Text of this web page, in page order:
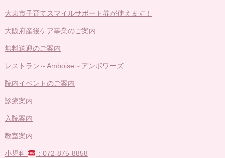
大東市子育てスマイルサポート券が使えます！
大阪府産後ケア事業のご案内
無料送迎のご案内
レストラン～Amboise～アンボワーズ
院内イベントのご案内
診療案内
入院案内
教室案内
小児科 ：072-875-8858